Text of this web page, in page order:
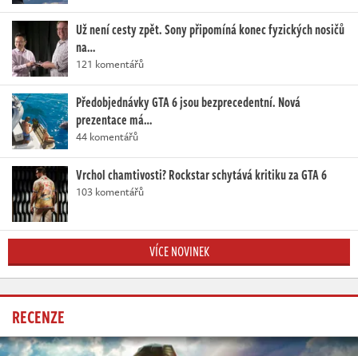
Už není cesty zpět. Sony připomíná konec fyzických nosičů
na…
121 komentářů
Předobjednávky GTA 6 jsou bezprecedentní. Nová
prezentace má…
44 komentářů
Vrchol chamtivosti? Rockstar schytává kritiku za GTA 6
103 komentářů
VÍCE NOVINEK
RECENZE